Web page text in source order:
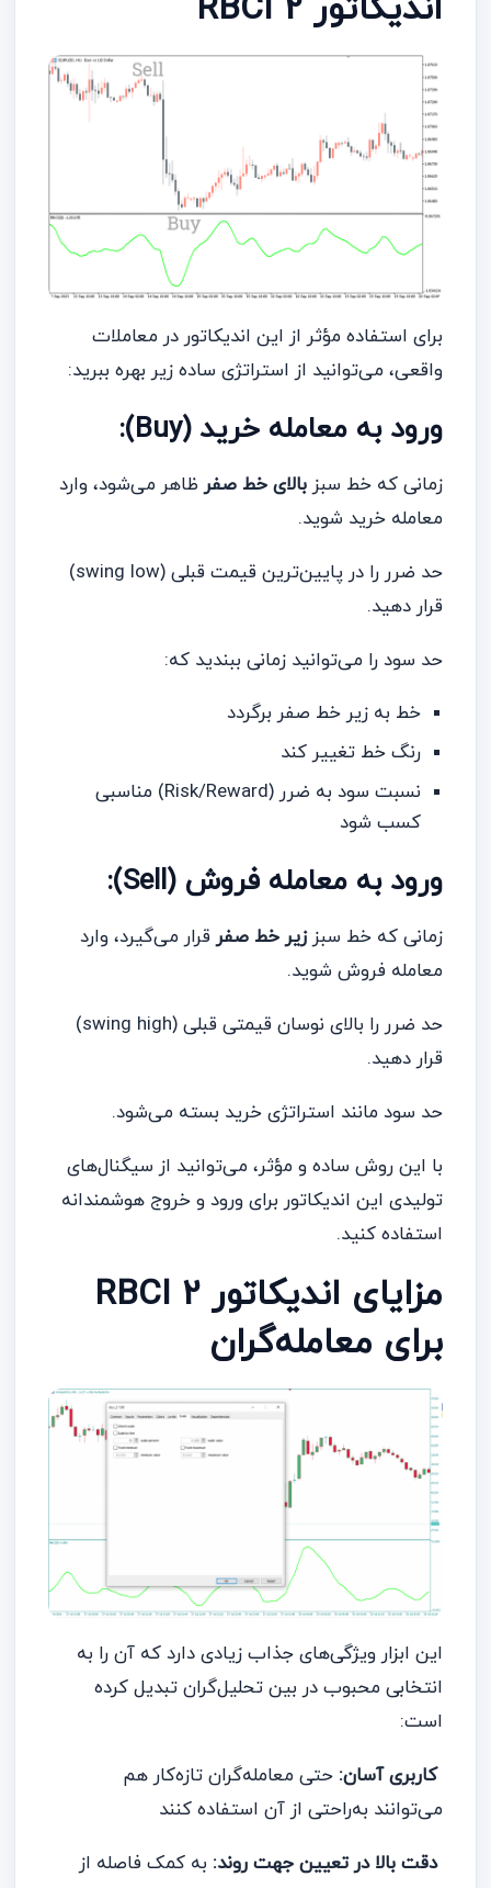
اندیکاتور RBCI 2
برای استفاده مؤثر از این اندیکاتور در معاملات
واقعی، می‌توانید از استراتژی ساده زیر بهره ببرید:
ورود به معامله خرید (Buy):
زمانی که خط سبزبالای خط صفرظاهر می‌شود، وارد
معامله خرید شوید.
حد ضرر را در پایین‌ترین قیمت قبلی (swing low)
قرار دهید.
حد سود را می‌توانید زمانی ببندید که:
خط به زیر خط صفر برگردد
رنگ خط تغییر کند
نسبت سود به ضرر (Risk/Reward) مناسبی
کسب شود
ورود به معامله فروش (Sell):
زمانی که خط سبززیر خط صفرقرار می‌گیرد، وارد
معامله فروش شوید.
حد ضرر را بالای نوسان قیمتی قبلی (swing high)
قرار دهید.
حد سود مانند استراتژی خرید بسته می‌شود.
با این روش ساده و مؤثر، می‌توانید از سیگنال‌های
تولیدی این اندیکاتور برای ورود و خروج هوشمندانه
استفاده کنید.
مزایای اندیکاتور RBCI 2
برای معامله‌گران
این ابزار ویژگی‌های جذاب زیادی دارد که آن را به
انتخابی محبوب در بین تحلیل‌گران تبدیل کرده
است:
کاربری آسان: حتی معامله‌گران تازه‌کار هم
می‌توانند به‌راحتی از آن استفاده کنند
دقت بالا در تعیین جهت روند: به کمک فاصله از